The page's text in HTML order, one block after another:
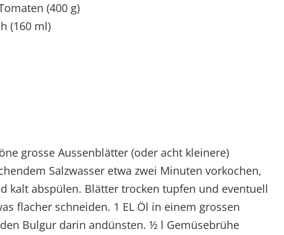
(400 g)
(160 ml)
grosse Aussenblätter (oder acht kleinere)
Salzwasser etwa zwei Minuten vorkochen,
kalt abspülen. Blätter trocken tupfen und eventuell
flacher schneiden. 1 EL Öl in einem grossen
Bulgur darin andünsten. ½ l Gemüsebrühe